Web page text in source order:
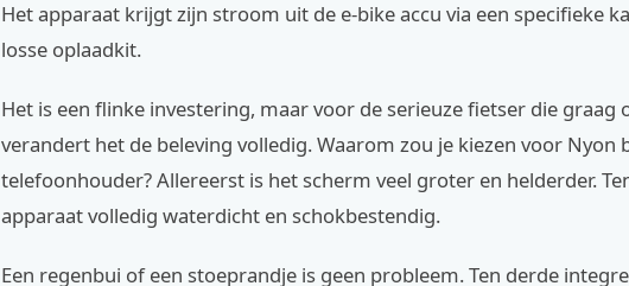
Het apparaat krijgt zijn stroom uit de e-bike accu via een specifieke
losse oplaadkit.
Het is een flinke investering, maar voor de serieuze fietser die graag
verandert het de beleving volledig. Waarom zou je kiezen voor Nyon
telefoonhouder? Allereerst is het scherm veel groter en helderder.
apparaat volledig waterdicht en schokbestendig.
Een regenbui of een stoeprandje is geen probleem. Ten derde